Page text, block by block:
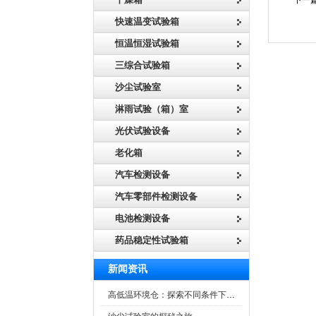
快速温变试验箱
恒温恒湿试验箱
三综合试验箱
沙尘试验室
淋雨试验（箱）室
光伏试验设备
老化箱
汽车检测设备
汽车零部件检测设备
电池检测设备
药品稳定性试验箱
新闻资讯
高低温环境仓：探索不同条件下的科学奥秘